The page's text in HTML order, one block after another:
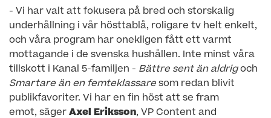
- Vi har valt att fokusera på bred och storskalig
underhållning i vår hösttablå, roligare tv helt enkelt,
och våra program har onekligen fått ett varmt
mottagande i de svenska hushållen. Inte minst våra
tillskott i Kanal 5-familjen - Bättre sent än aldrigoch
Smartare än en femteklassare som redan blivit
publikfavoriter. Vi har en fin höst att se fram
emot, säger Axel Eriksson, VP Content and